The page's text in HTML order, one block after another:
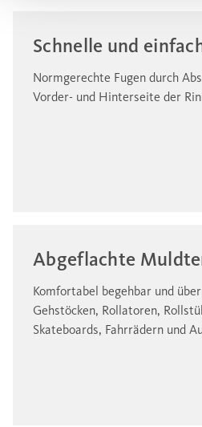
Schnelle und
Normgerechte Fugen durch
Vorder- und Hinterseite der
Abgeflachte
Komfortabel begehbar und
Gehstöcken, Rollatoren,
Skateboards, Fahrrädern und